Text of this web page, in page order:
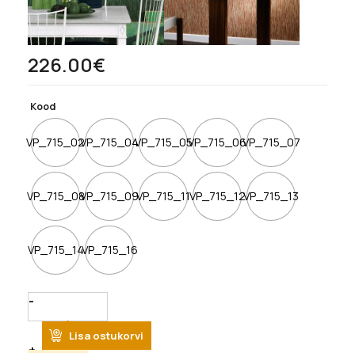
226.00€
Kood
VP_715_02VP_715_04VP_715_05VP_715_06VP_715_07
VP_715_08VP_715_09VP_715_11VP_715_12VP_715_13
VP_715_14VP_715_16
Quantity
Lisa ostukorvi